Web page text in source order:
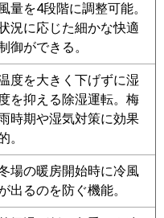
PA-P45K7GB PA-
PA-P45K6GB PA-
量を4段階に調整可能。
況に応じた細かな快適
御ができる。
度を大きく下げずに湿
を抑える除湿運転。梅
時期や湿気対策に効果
。
場の暖房開始時に冷風
出るのを防ぐ機能。